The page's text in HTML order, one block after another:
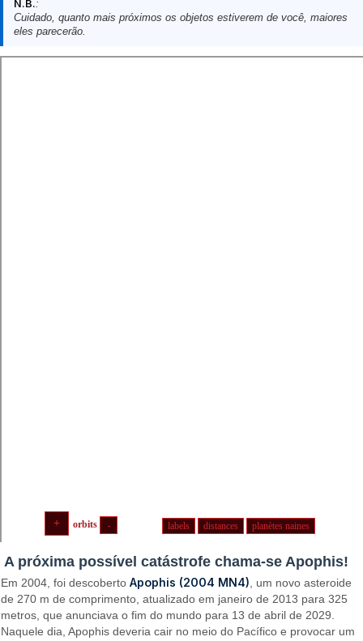
N.B.:
Cuidado, quanto mais próximos os objetos estiverem de você, maiores
eles parecerão.
A próxima possível catástrofe chama-se Apophis!
Em 2004, foi descobertoApophis (2004 MN4), um novo asteroide
de 270 m de comprimento, atualizado em janeiro de 2013 para 325
metros, que anunciava o fim do mundo para 13 de abril de 2029.
Naquele dia, Apophis deveria cair no meio do Pacífico e provocar um